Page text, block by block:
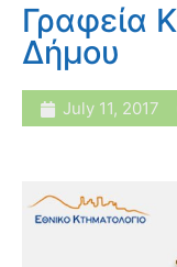
Γραφεία
Δήμου
July 11, 2017